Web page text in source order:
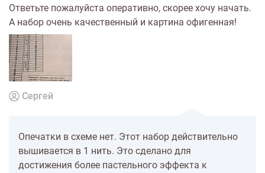
Ответьте пожалуйста оперативно, скорее хочу начать.
А набор очень качественный и картина офигенная!
Сергей
Опечатки в схеме нет. Этот набор действительно
вышивается в 1 нить. Это сделано для
достижения более пастельного эффекта к